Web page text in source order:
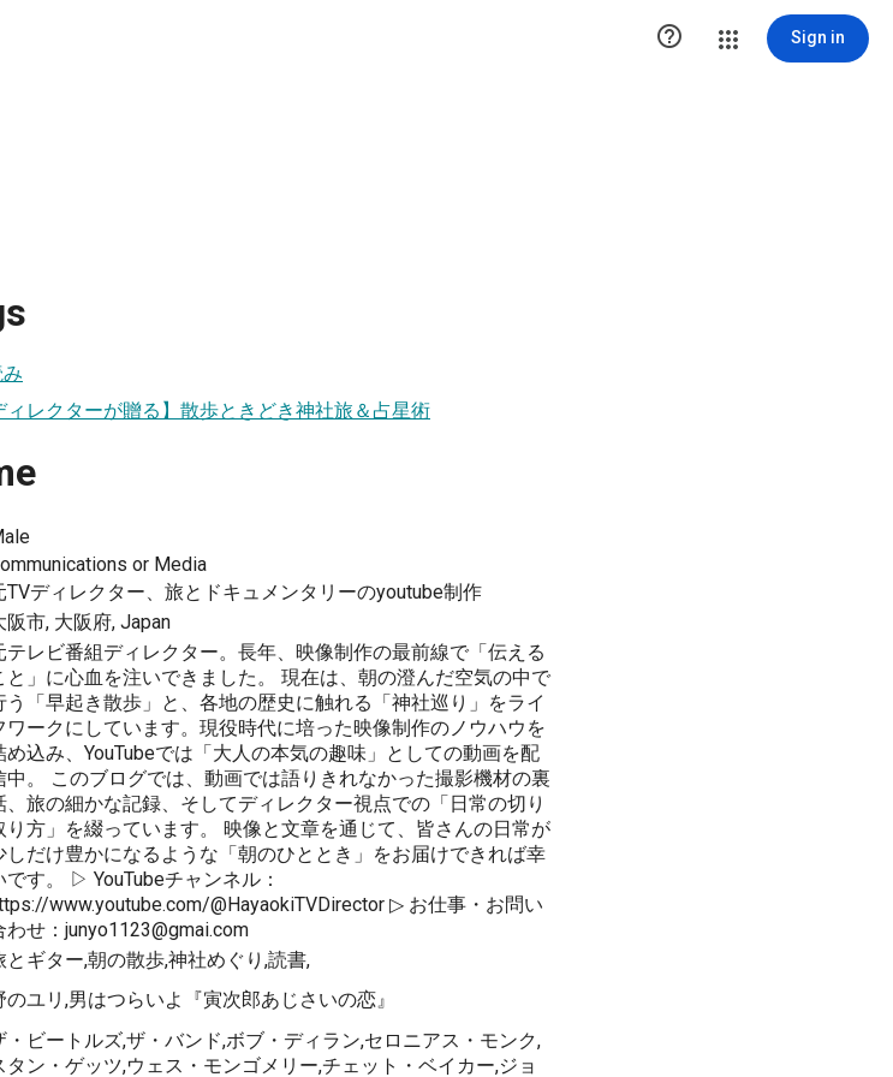
 Sign in
ィレクターが贈る】散歩ときどき神社旅＆占星術
or Media
TVディレクター、旅とドキュメンタリーのyoutube制作
阪市, 大阪府, Japan
テレビ番組ディレクター。長年、映像制作の最前線で「伝える
と」に心血を注いできました。 現在は、朝の澄んだ空気の中で
う「早起き散歩」と、各地の歴史に触れる「神社巡り」をライ
ワークにしています。現役時代に培った映像制作のノウハウを
め込み、YouTubeでは「大人の本気の趣味」としての動画を配
中。 このブログでは、動画では語りきれなかった撮影機材の裏
、旅の細かな記録、そしてディレクター視点での「日常の切り
り方」を綴っています。 映像と文章を通じて、皆さんの日常が
しだけ豊かになるような「朝のひととき」をお届けできれば幸
です。 ▷ YouTubeチャンネル：
www.youtube.com/@HayaokiTVDirector ▷ お仕事・お問い
わせ：junyo1123@gmai.com
とギター,朝の散歩,神社めぐり,読書,
のユリ,男はつらいよ『寅次郎あじさいの恋』
・ビートルズ,ザ・バンド,ボブ・ディラン,セロニアス・モンク,
タン・ゲッツ,ウェス・モンゴメリー,チェット・ベイカー,ジョ